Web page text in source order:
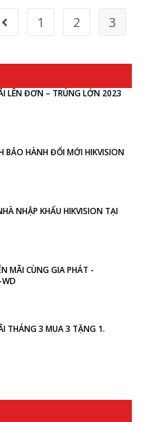
1 2 3
LÊN ĐƠN – TRÚNG LỚN 2023
BẢO HÀNH ĐỔI MỚI HIKVISION
NHẬP KHẨU HIKVISION TẠI
MÃI CÙNG GIA PHÁT -
WD
THÁNG 3 MUA 3 TẶNG 1.